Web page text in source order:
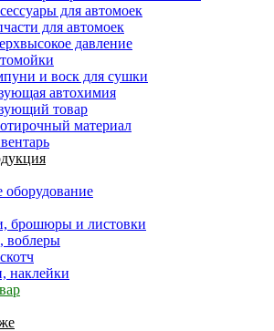
для автомоек
для автомоек
давление
и воск для сушки
автохимия
товар
материал
оборудование
брошюры и листовки
воблеры
наклейки